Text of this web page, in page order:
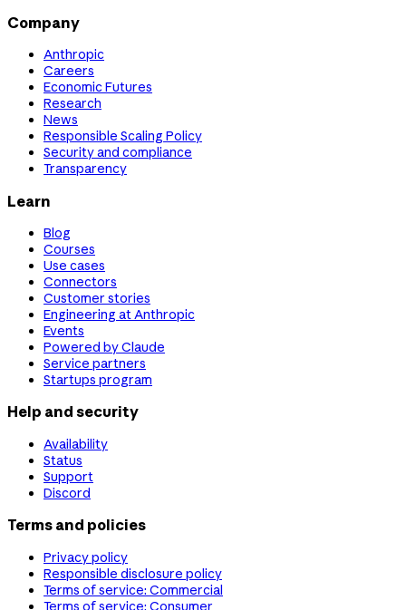
Company
Anthropic
Careers
Economic Futures
Research
News
Responsible Scaling Policy
Security and compliance
Transparency
Learn
Blog
Courses
Use cases
Connectors
Customer stories
Engineering at Anthropic
Events
Powered by Claude
Service partners
Startups program
Help and security
Availability
Status
Support
Discord
Terms and policies
Privacy policy
Responsible disclosure policy
Terms of service: Commercial
Terms of service: Consumer